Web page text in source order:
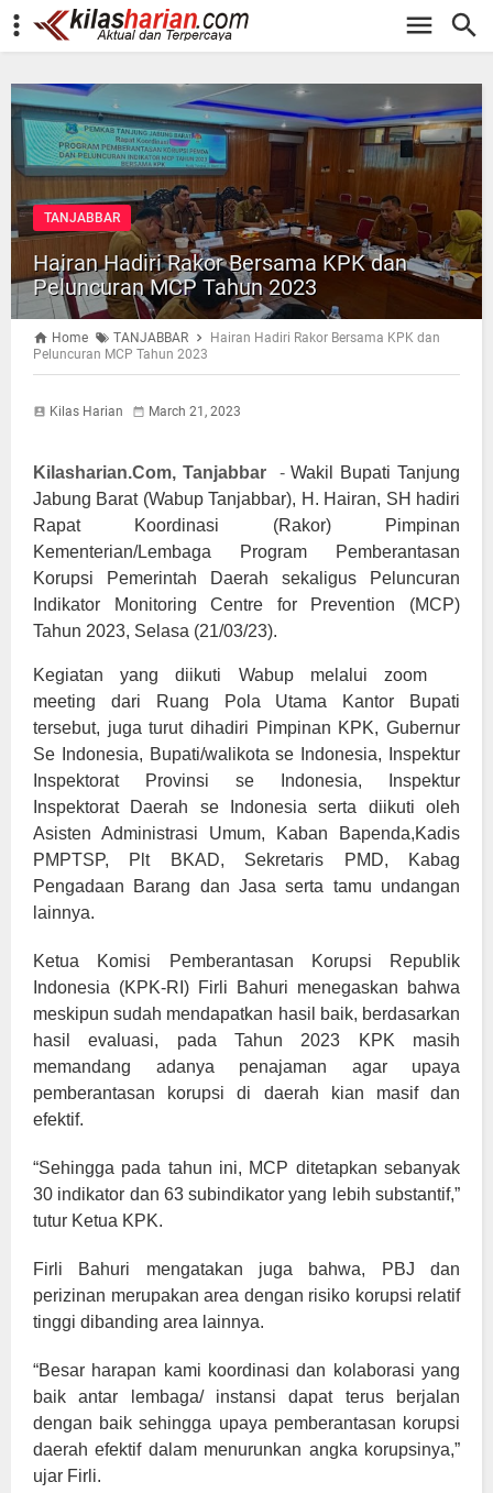
-->
TANJABBAR
Hairan Hadiri Rakor Bersama KPK dan
Peluncuran MCP Tahun 2023
Home TANJABBAR
Hairan Hadiri Rakor Bersama KPK dan
Peluncuran MCP Tahun 2023
Kilas Harian March 21, 2023
Kilasharian.Com, Tanjabbar -Wakil Bupati Tanjung
Jabung Barat (Wabup Tanjabbar), H. Hairan, SH hadiri
Rapat Koordinasi (Rakor) Pimpinan
Kementerian/Lembaga Program Pemberantasan
Korupsi Pemerintah Daerah sekaligus Peluncuran
Indikator Monitoring Centre for Prevention (MCP)
Tahun 2023, Selasa (21/03/23).
Kegiatan yang diikuti Wabup melalui zoom
meeting dari Ruang Pola Utama Kantor Bupati
tersebut, juga turut dihadiri Pimpinan KPK, Gubernur
Se Indonesia, Bupati/walikota se Indonesia, Inspektur
Inspektorat Provinsi se Indonesia, Inspektur
Inspektorat Daerah se Indonesia serta diikuti oleh
Asisten Administrasi Umum, Kaban Bapenda,Kadis
PMPTSP, Plt BKAD, Sekretaris PMD, Kabag
Pengadaan Barang dan Jasa serta tamu undangan
lainnya.
Ketua Komisi Pemberantasan Korupsi Republik
Indonesia (KPK-RI) Firli Bahuri menegaskan bahwa
meskipun sudah mendapatkan hasil baik, berdasarkan
hasil evaluasi, pada Tahun 2023 KPK masih
memandang adanya penajaman agar upaya
pemberantasan korupsi di daerah kian masif dan
efektif.
“Sehingga pada tahun ini, MCP ditetapkan sebanyak
30 indikator dan 63 subindikator yang lebih substantif,”
tutur Ketua KPK.
Firli Bahuri mengatakan juga bahwa, PBJ dan
perizinan merupakan area dengan risiko korupsi relatif
tinggi dibanding area lainnya.
“Besar harapan kami koordinasi dan kolaborasi yang
baik antar lembaga/ instansi dapat terus berjalan
dengan baik sehingga upaya pemberantasan korupsi
daerah efektif dalam menurunkan angka korupsinya,”
ujar Firli.